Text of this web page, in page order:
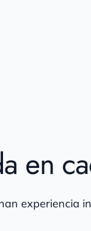
en
experiencia